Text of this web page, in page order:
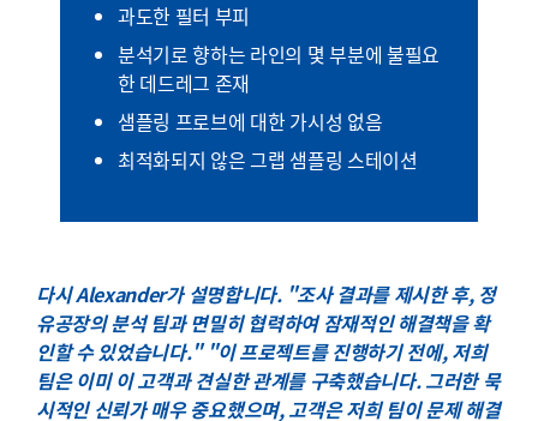
과도한 필터 부피
분석기로 향하는 라인의 몇 부분에 불필요
한 데드레그 존재
샘플링 프로브에 대한 가시성 없음
최적화되지 않은 그랩 샘플링 스테이션
다시 Alexander가 설명합니다. "조사 결과를 제시한 후, 정
유공장의 분석 팀과 면밀히 협력하여 잠재적인 해결책을 확
인할 수 있었습니다." "이 프로젝트를 진행하기 전에, 저희
팀은 이미 이 고객과 견실한 관계를 구축했습니다. 그러한 묵
시적인 신뢰가 매우 중요했으며, 고객은 저희 팀이 문제 해결